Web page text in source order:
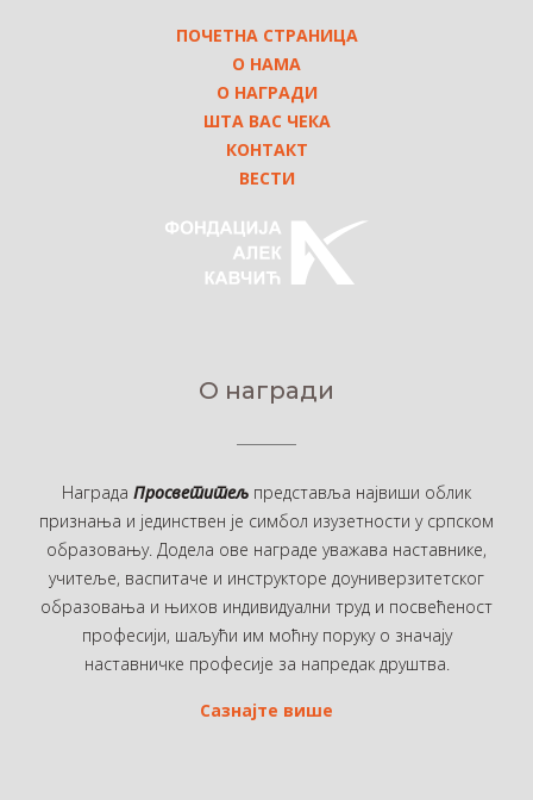
ПОЧЕТНА СТРАНИЦА
О НАМА
О НАГРАДИ
ШТА ВАС ЧЕКА
КОНТАКТ
ВЕСТИ
О награди
Награда Просветитељ представља највиши облик
признања и јединствен је симбол изузетности у српском
образовању. Додела ове награде уважава наставнике,
учитеље, васпитаче и инструкторе доуниверзитетског
образовања и њихов индивидуални труд и посвећеност
професији, шаљући им моћну поруку о значају
наставничке професије за напредак друштва.
Сазнајте више